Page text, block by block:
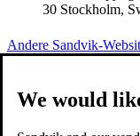
30 Stockholm,
Andere Sandvik-
We would